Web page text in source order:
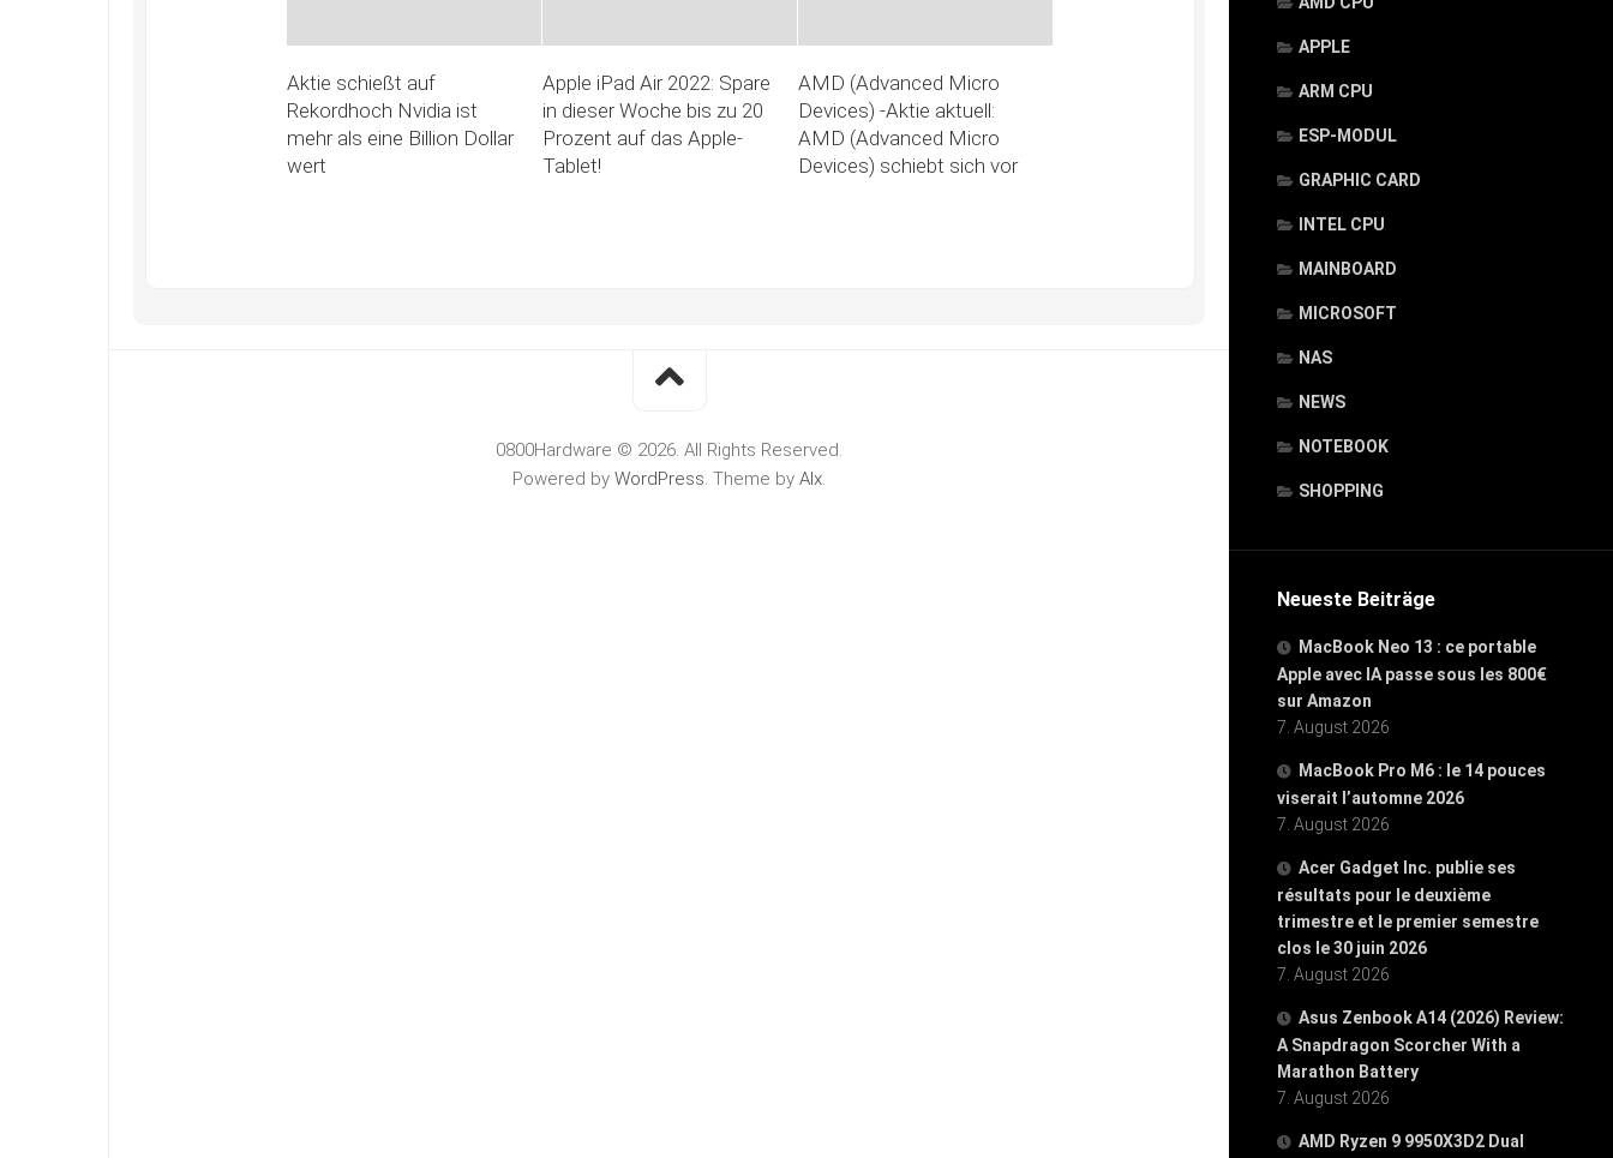
APPLE
ARM CPU
ESP-MODUL
GRAPHIC CARD
INTEL CPU
MAINBOARD
MICROSOFT
NAS
NEWS
NOTEBOOK
SHOPPING
Neueste Beiträge
MacBook Neo 13 : ce portable
Apple avec IA passe sous les 800€
sur Amazon
7. August 2026
MacBook Pro M6 : le 14 pouces
viserait l’automne 2026
7. August 2026
Acer Gadget Inc. publie ses
résultats pour le deuxième
trimestre et le premier semestre
clos le 30 juin 2026
7. August 2026
Asus Zenbook A14 (2026) Review:
A Snapdragon Scorcher With a
Marathon Battery
7. August 2026
AMD Ryzen 9 9950X3D2 Dual
Aktie schießt auf
Rekordhoch Nvidia ist
mehr als eine Billion Dollar
wert
Apple iPad Air 2022: Spare
in dieser Woche bis zu 20
Prozent auf das Apple-
Tablet!
AMD (Advanced Micro
Devices) -Aktie aktuell:
AMD (Advanced Micro
Devices) schiebt sich vor
0800Hardware © 2026. All Rights Reserved.
Powered by WordPress. Theme by Alx.